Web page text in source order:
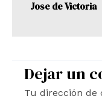
Jose de Victoria
Dejar un
Tu dirección de